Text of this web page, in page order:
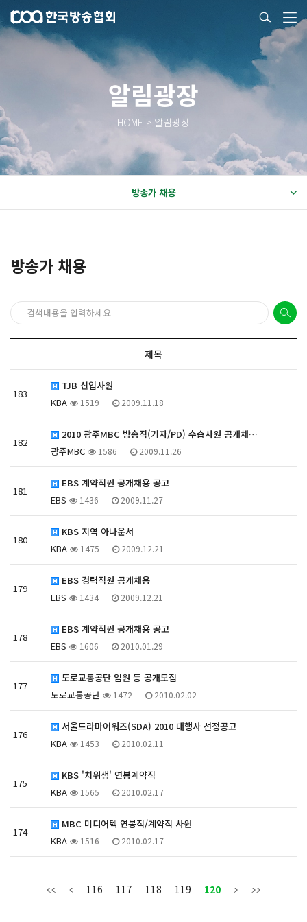
알림광장
HOME > 알림광장
방송가 채용
방송가 채용
제목
183
TJB 신입사원
KBA
1519 2009.11.18
182
2010 광주MBC 방송직(기자/PD) 수습사원 공개채…
광주MBC
1586 2009.11.26
181
EBS 계약직원 공개채용 공고
EBS
1436 2009.11.27
180
KBS 지역 아나운서
KBA
1475 2009.12.21
179
EBS 경력직원 공개채용
EBS
1434 2009.12.21
178
EBS 계약직원 공개채용 공고
EBS
1606 2010.01.29
177
도로교통공단 임원 등 공개모집
도로교통공단
1472 2010.02.02
176
서울드라마어워즈(SDA) 2010 대행사 선정공고
KBA
1453 2010.02.11
175
KBS '치위생' 연봉계약직
KBA
1565 2010.02.17
174
MBC 미디어텍 연봉직/계약직 사원
KBA
1516 2010.02.17
116 117 118 119 120